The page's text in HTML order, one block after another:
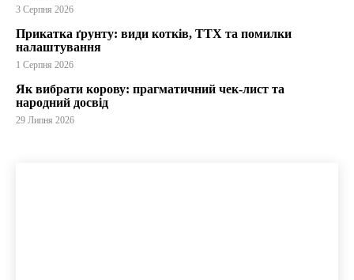
3 Серпня 2026
Прикатка ґрунту: види котків, ТТХ та помилки
налаштування
1 Серпня 2026
Як вибрати корову: прагматичний чек-лист та
народний досвід
29 Липня 2026